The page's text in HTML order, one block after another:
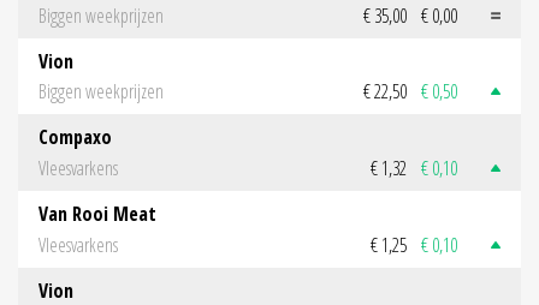
Biggen weekprijzen
€ 35,00 € 0,00
Vion
Biggen weekprijzen
€ 22,50 € 0,50
Compaxo
Vleesvarkens
€ 1,32 € 0,10
Van Rooi Meat
Vleesvarkens
€ 1,25 € 0,10
Vion